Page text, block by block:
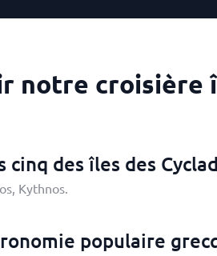
notre croisière
cinq des îles des
Kythnos.
populaire